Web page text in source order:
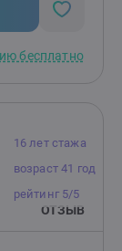
прийти;
любыми
бесплатно
16 лет стажа
возраст 41 год
рейтинг 5/5
ОТЗЫВ